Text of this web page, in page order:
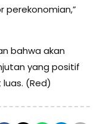
perekonomian,”
bahwa akan
yang positif
(Red)